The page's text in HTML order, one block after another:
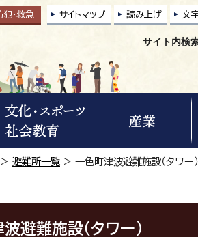
犯・救急 サイトマップ 読み上げ 文
サイト内検
> 避難所一覧 > 一色町津波避難施設（タワー）
避難施設（タワー）